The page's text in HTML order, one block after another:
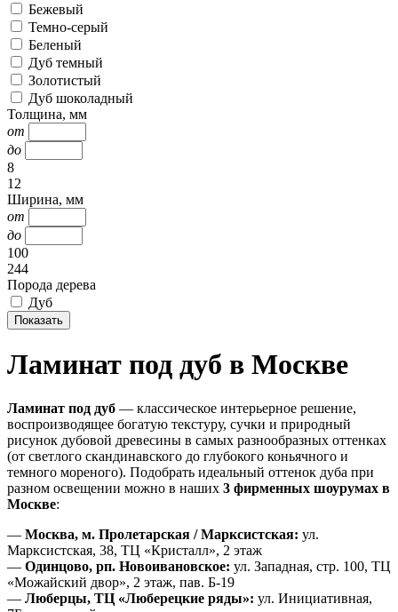
Бежевый
Темно-серый
Беленый
Дуб темный
Золотистый
Дуб шоколадный
Толщина, мм
от
до
8
12
Ширина, мм
от
до
100
244
Порода дерева
Дуб
Ламинат под дуб в Москве
Ламинат под дуб — классическое интерьерное решение,
воспроизводящее богатую текстуру, сучки и природный
рисунок дубовой древесины в самых разнообразных оттенках
(от светлого скандинавского до глубокого коньячного и
темного мореного). Подобрать идеальный оттенок дуба при
разном освещении можно в наших 3 фирменных шоурумах в
Москве:
— Москва, м. Пролетарская / Марксистская: ул.
Марксистская, 38, ТЦ «Кристалл», 2 этаж
— Одинцово, рп. Новоивановское: ул. Западная, стр. 100, ТЦ
«Можайский двор», 2 этаж, пав. Б-19
— Люберцы, ТЦ «Люберецкие ряды»: ул. Инициативная,